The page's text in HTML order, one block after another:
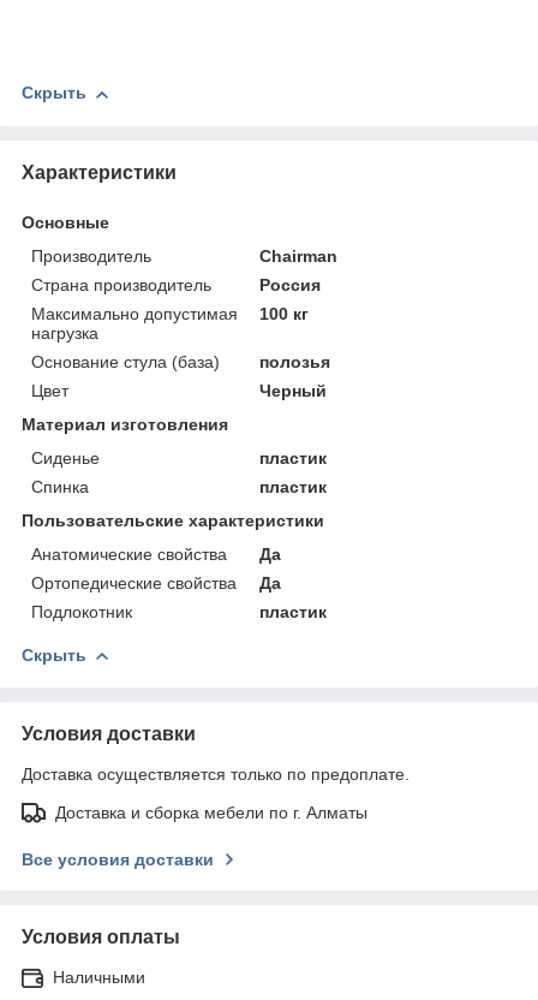
Скрыть
Характеристики
Основные
Производитель
Chairman
Страна производитель
Россия
Максимально допустимая
нагрузка
100 кг
Основание стула (база)
полозья
Цвет
Черный
Материал изготовления
Сиденье
пластик
Спинка
пластик
Пользовательские характеристики
Анатомические свойства
Да
Ортопедические свойства
Да
Подлокотник
пластик
Скрыть
Условия доставки
Доставка осуществляется только по предоплате.
Доставка и сборка мебели по г. Алматы
Все условия доставки
Условия оплаты
Наличными